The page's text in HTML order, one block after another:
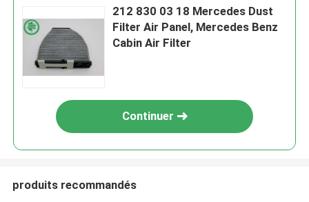
212 830 03 18 Mercedes Dust
Filter Air Panel, Mercedes Benz
Cabin Air Filter
Continuer
produits recommandés